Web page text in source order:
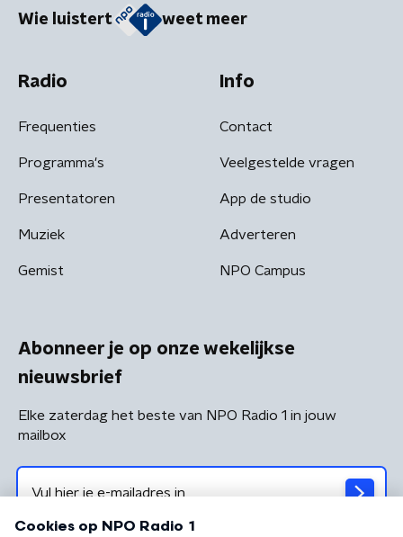
Wie luistert weet meer
Radio
Frequenties
Programma's
Presentatoren
Muziek
Gemist
Info
Contact
Veelgestelde vragen
App de studio
Adverteren
NPO Campus
Abonneer je op onze wekelijkse
nieuwsbrief
Elke zaterdag het beste van NPO Radio 1 in jouw
mailbox